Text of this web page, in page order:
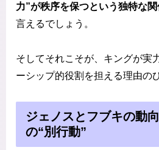
力”が秩序を保つという独特な
言えるでしょう。
そしてそれこそが、キングが実
ーシップ的役割を担える理由の
ジェノスとフブキの動
の“別行動”